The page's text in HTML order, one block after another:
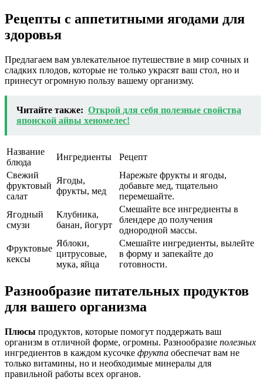
Рецепты с аппетитными ягодами для
здоровья
Предлагаем вам увлекательное путешествие в мир сочных и
сладких плодов, которые не только украсят ваш стол, но и
принесут огромную пользу вашему организму.
Читайте также: Открой для себя полезные свойства
японской айвы хеномелес!
Название
блюда
Ингредиенты
Рецепт
Свежий
фруктовый
салат
Ягоды,
фрукты, мед
Нарежьте фрукты и ягоды,
добавьте мед, тщательно
перемешайте.
Ягодный
смузи
Клубника,
банан, йогурт
Смешайте все ингредиенты в
блендере до получения
однородной массы.
Фруктовые
кексы
Яблоки,
цитрусовые,
мука, яйца
Смешайте ингредиенты, вылейте
в форму и запекайте до
готовности.
Разнообразие питательных продуктов
для вашего организма
Плюсы продуктов, которые помогут поддержать ваш
организм в отличной форме, огромны. Разнообразие полезных
ингредиентов в каждом кусочке фрукта обеспечат вам не
только витамины, но и необходимые минералы для
правильной работы всех органов.